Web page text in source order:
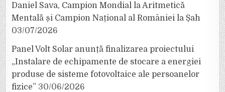
Daniel Sava, Campion Mondial la Aritmetică
Mentală și Campion Național al României la Șah
03/07/2026
Panel Volt Solar anunță finalizarea proiectului
„Instalare de echipamente de stocare a energiei
produse de sisteme fotovoltaice ale persoanelor
fizice” 30/06/2026